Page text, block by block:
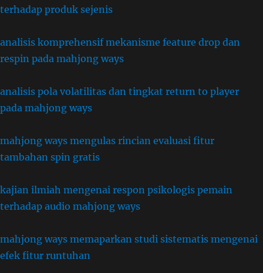
terhadap produk sejenis
analisis komprehensif mekanisme feature drop dan
respin pada mahjong ways
analisis pola volatilitas dan tingkat return to player
pada mahjong ways
mahjong ways mengulas rincian evaluasi fitur
tambahan spin gratis
kajian ilmiah mengenai respon psikologis pemain
terhadap audio mahjong ways
mahjong ways memaparkan studi sistematis mengenai
efek fitur runtuhan